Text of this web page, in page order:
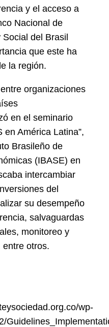
y el acceso a
Nacional de
del Brasil
que este ha
la región.
organizaciones
en el seminario
en América Latina”,
Brasileño de
(IBASE) en
intercambiar
del
su desempeño
salvaguardas
monitoreo y
entre otros.
wp-